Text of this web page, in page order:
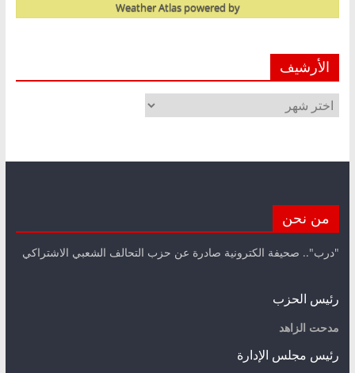
powered by
Weather Atlas
الأرشيف
الأرشيف
من نحن
"درب".. صحيفة الكترونية صادرة عن حزب التحالف الشعبي الاشتراكي
رئيس الحزب
مدحت الزاهد
رئيس مجلس الإدارة